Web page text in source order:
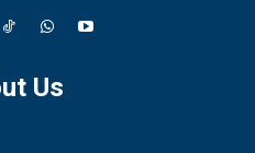
Us